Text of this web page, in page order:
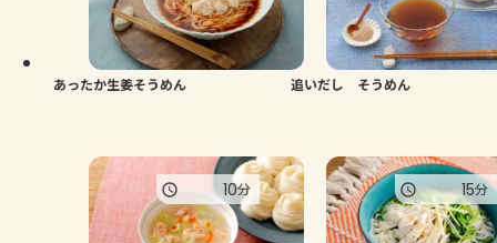
よくあるお問い合わせ
お買い物
あったか生姜そうめん 追いだし そうめん
10分 15分